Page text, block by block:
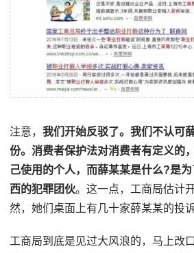
注意，我们开始反驳了。我们不认可
份。消费者保护法对消费者有定义的
己使用的个人，而薛某某是什么?是
西的犯罪团伙。这一点，工商局估计
然，她们桌面上有几十家薛某某的投诉
工商局到底是见过大风浪的，马上改